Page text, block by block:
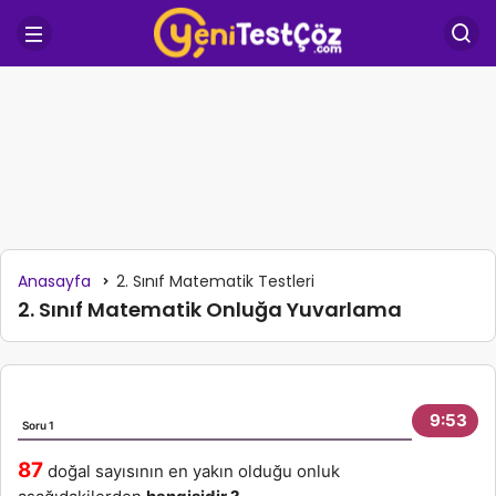
Anasayfa 2. Sınıf Matematik Testleri
2. Sınıf Matematik Onluğa Yuvarlama
9:53
Soru 1
87 doğal sayısının en yakın olduğu onluk